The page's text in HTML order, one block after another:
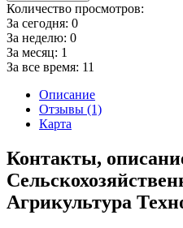
Количество просмотров:
За сегодня: 0
За неделю: 0
За месяц: 1
За все время: 11
Описание
Отзывы (1)
Карта
Контакты,
Агрикультура